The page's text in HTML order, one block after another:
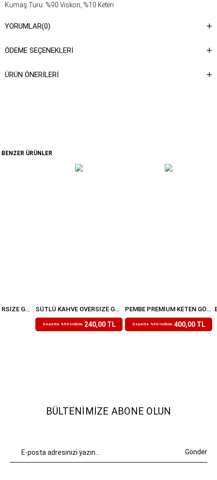
Kumaş Türü: %90 Viskon, %10 Keten
talimatına ulaşabilirsiniz.
YORUMLAR(0)
ÖDEME SEÇENEKLERI
ÜRÜN ÖNERILERI
BENZER ÜRÜNLER
SÜTLÜ KAHVE OVERSIZE GÖMLEK SÜTLÜ KAHVE OVERSIZE GÖMLEK
₺479,99
Sepette %50 İndirim 240,00 TL
PEMBE PREMIUM KETEN GÖMLEK
₺799,99
Sepette %50 İndirim 400,00 TL
BÜLTENIMIZE ABONE OLUN
Gönder